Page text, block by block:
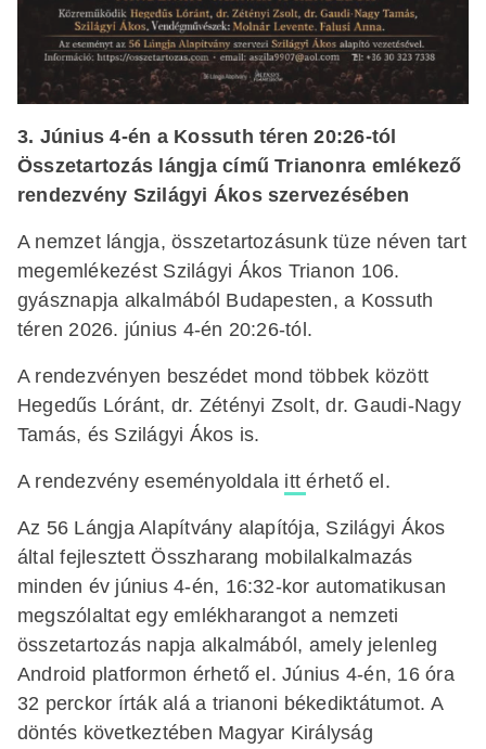
3. Június 4-én a Kossuth téren 20:26-tól
Összetartozás lángja című Trianonra emlékező
rendezvény Szilágyi Ákos szervezésében
A nemzet lángja, összetartozásunk tüze néven tart
megemlékezést Szilágyi Ákos Trianon 106.
gyásznapja alkalmából Budapesten, a Kossuth
téren 2026. június 4-én 20:26-tól.
A rendezvényen beszédet mond többek között
Hegedűs Lóránt, dr. Zétényi Zsolt, dr. Gaudi-Nagy
Tamás, és Szilágyi Ákos is.
A rendezvény eseményoldala ittérhető el.
Az 56 Lángja Alapítvány alapítója, Szilágyi Ákos
által fejlesztett Összharang mobilalkalmazás
minden év június 4-én, 16:32-kor automatikusan
megszólaltat egy emlékharangot a nemzeti
összetartozás napja alkalmából, amely jelenleg
Android platformon érhető el. Június 4-én, 16 óra
32 perckor írták alá a trianoni békediktátumot. A
döntés következtében Magyar Királyság